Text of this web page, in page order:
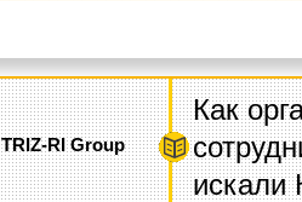
TRIZ-RI Group
Как
искали